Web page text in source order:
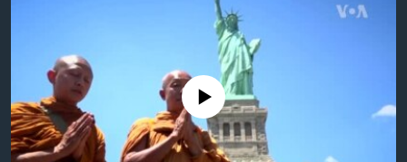
ອິດສະຫຼະພາບດ້ານການຂ່າວ
ຊີວິດຊາວລາວ
ຊຸມຊົນຊາວລາວ
ວິທະຍາສາດ-ເທັກໂນໂລຈີ
No media source currently available